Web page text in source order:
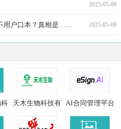
2025-05-09
2025-05-09
用户口本？真相是……
天木生物科技有
限公司
AI合同管理平台